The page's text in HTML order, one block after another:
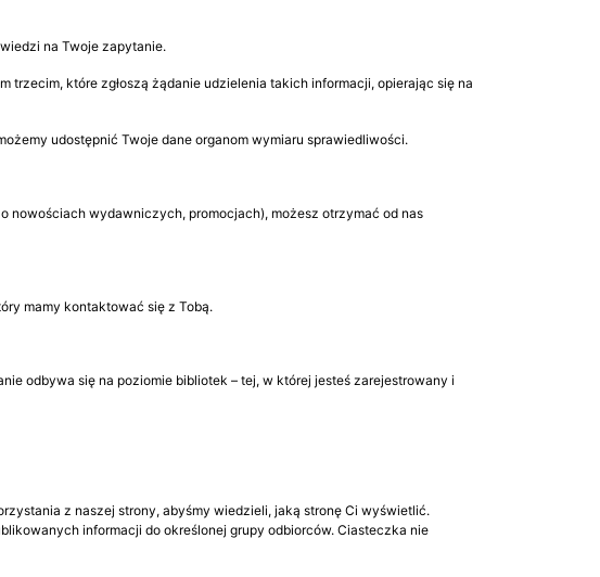
na Twoje zapytanie.
które zgłoszą żądanie udzielenia takich informacji, opierając się na
udostępnić Twoje dane organom wymiaru sprawiedliwości.
nowościach wydawniczych, promocjach), możesz otrzymać od nas
mamy kontaktować się z Tobą.
odbywa się na poziomie bibliotek – tej, w której jesteś zarejestrowany i
z naszej strony, abyśmy wiedzieli, jaką stronę Ci wyświetlić.
informacji do określonej grupy odbiorców. Ciasteczka nie